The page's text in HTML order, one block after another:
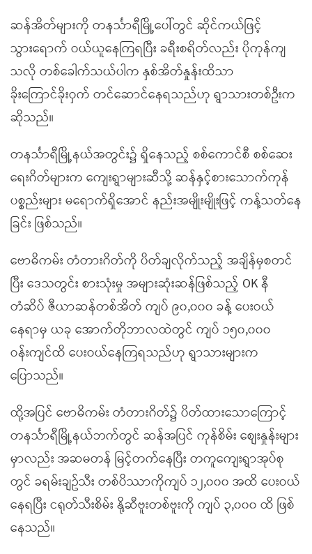
ဆန်အိတ်များကို တနင်္သာရီမြို့ပေါ်တွင် ဆိုင်ကယ်ဖြင့်
သွားရောက် ဝယ်ယူနေကြရပြီး ခရီးစရိတ်လည်း ပိုကုန်ကျ
သလို တစ်ခေါက်သယ်ပါက နှစ်အိတ်နှုန်းထိသာ
ခိုးကြောင်ခိုးဝှက် တင်ဆောင်နေရသည်ဟု ရွာသားတစ်ဦးက
ဆိုသည်။
တနင်္သာရီမြို့နယ်အတွင်း၌ ရှိနေသည့် စစ်ကောင်စီ စစ်ဆေး
ရေးဂိတ်များက ကျေးရွာများဆီသို့ ဆန်နှင့်စားသောက်ကုန်
ပစ္စည်းများ မရောက်ရှိအောင် နည်းအမျိုးမျိုးဖြင့် ကန့်သတ်နေ
ခြင်း ဖြစ်သည်။
ဗောဓိကမ်း တံတားဂိတ်ကို ပိတ်ချလိုက်သည့် အချိန်မှစတင်
ပြီး ဒေသတွင်း စားသုံးမှု အများဆုံးဆန်ဖြစ်သည့် OK နီ
တံဆိပ် ဇီယာဆန်တစ်အိတ် ကျပ် ၉၀,၀၀၀ ခန့် ပေးဝယ်
နေရာမှ ယခု အောက်တိုဘာလထဲတွင် ကျပ် ၁၅၀,၀၀၀
ဝန်းကျင်ထိ ပေးဝယ်နေကြရသည်ဟု ရွာသားများက
ပြောသည်။
ထို့အပြင် ဗောဓိကမ်း တံတားဂိတ်၌ ပိတ်ထားသောကြောင့်
တနင်္သာရီမြို့နယ်ဘက်တွင် ဆန်အပြင် ကုန်စိမ်း စျေးနှုန်းများ
မှာလည်း အဆမတန် မြင့်တက်နေပြီး တကူကျေးရွာအုပ်စု
တွင် ခရမ်းချဥ်သီး တစ်ပိဿာကိုကျပ် ၁၂,၀၀၀ အထိ ပေးဝယ်
နေရပြီး ငရုတ်သီးစိမ်း နို့ဆီဗူးတစ်ဗူးကို ကျပ် ၃,၀၀၀ ထိ ဖြစ်
နေသည်။